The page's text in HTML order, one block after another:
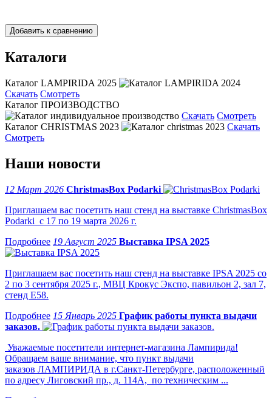
Каталоги
Каталог LAMPIRIDA 2025
Скачать Смотреть
Каталог ПРОИЗВОДСТВО
Скачать Смотреть
Каталог CHRISTMAS 2023
Скачать
Смотреть
Наши новости
12 Март 2026 ChristmasBox Podarki
Приглашаем вас посетить наш стенд на выставке ChristmasBox
Podarki с 17 по 19 марта 2026 г.
19 Август 2025 Выставка IPSA 2025
Приглашаем вас посетить наш стенд на выставке IPSA 2025 со
2 по 3 сентября 2025 г., МВЦ Крокус Экспо, павильон 2, зал 7,
стенд Е58.
15 Январь 2025 График работы пункта выдачи
заказов.
Уважаемые посетители интернет-магазина Лампирида!
Обращаем ваше внимание, что пункт выдачи
заказов ЛАМПИРИДА в г.Санкт-Петербурге, расположенный
по адресу Лиговский пр., д. 114А, по техническим ...